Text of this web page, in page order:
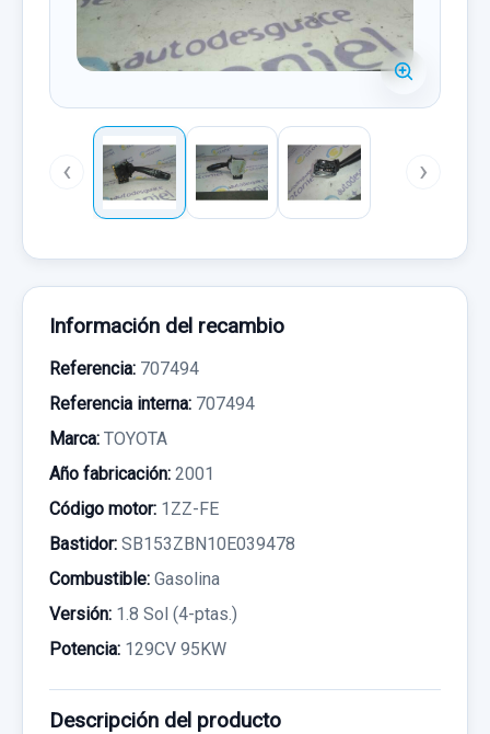
‹ ›
Información del recambio
Referencia: 707494
Referencia interna: 707494
Marca: TOYOTA
Año fabricación: 2001
Código motor: 1ZZ-FE
Bastidor: SB153ZBN10E039478
Combustible: Gasolina
Versión: 1.8 Sol (4-ptas.)
Potencia: 129CV 95KW
Descripción del producto